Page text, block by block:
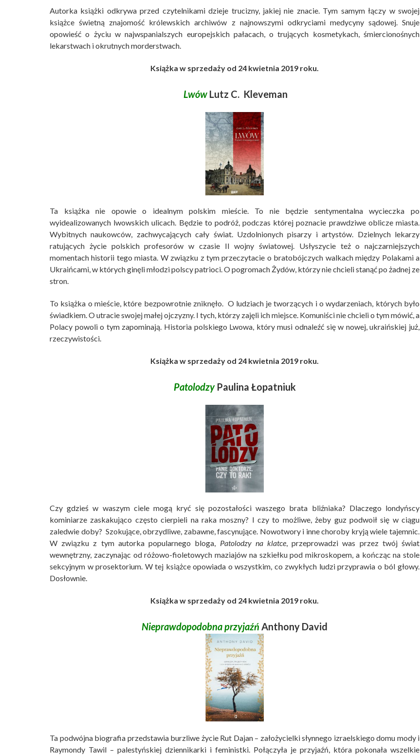
Autorka książki odkrywa przed czytelnikami dzieje trucizny, jakiej nie znacie. Tym samym łączy w swojej
książce świetną znajomość królewskich archiwów z najnowszymi odkryciami medycyny sądowej. Snuje
opowieść o życiu w najwspanialszych europejskich pałacach, o trujących kosmetykach, śmiercionośnych
lekarstwach i okrutnych morderstwach.
Książka w sprzedaży od 24 kwietnia 2019 roku.
Lwów Lutz C. Kleveman
Ta książka nie opowie o idealnym polskim mieście. To nie będzie sentymentalna wycieczka po
wyidealizowanych lwowskich ulicach. Będzie to podróż, podczas której poznacie prawdziwe oblicze miasta.
Wybitnych naukowców, zachwycających cały świat. Uzdolnionych pisarzy i artystów. Dzielnych lekarzy
ratujących życie polskich profesorów w czasie II wojny światowej. Usłyszycie też o najczarniejszych
momentach historii tego miasta. W związku z tym przeczytacie o bratobójczych walkach między Polakami a
Ukraińcami, w których ginęli młodzi polscy patrioci. O pogromach Żydów, którzy nie chcieli stanąć po żadnej ze
stron.
To książka o mieście, które bezpowrotnie zniknęło. O ludziach je tworzących i o wydarzeniach, których było
świadkiem. O utracie swojej małej ojczyzny. I tych, którzy zajęli ich miejsce. Komuniści nie chcieli o tym mówić, a
Polacy powoli o tym zapominają. Historia polskiego Lwowa, który musi odnaleźć się w nowej, ukraińskiej już,
rzeczywistości.
Książka w sprzedaży od 24 kwietnia 2019 roku.
PatolodzyPaulina Łopatniuk
Czy gdzieś w waszym ciele mogą kryć się pozostałości waszego brata bliźniaka? Dlaczego londyńscy
kominiarze zaskakująco często cierpieli na raka moszny? I czy to możliwe, żeby guz podwoił się w ciągu
zaledwie doby? Szokujące, obrzydliwe, zabawne, fascynujące. Nowotwory i inne choroby kryją wiele tajemnic.
W związku z tym autorka popularnego bloga, Patolodzy na klatce, przeprowadzi was przez twój świat
wewnętrzny, zaczynając od różowo-fioletowych maziajów na szkiełku pod mikroskopem, a kończąc na stole
sekcyjnym w prosektorium. W tej książce opowiada o wszystkim, co zwykłych ludzi przyprawia o ból głowy.
Dosłownie.
Książka w sprzedaży od 24 kwietnia 2019 roku.
Nieprawdopodobna przyjaźń Anthony David
Ta podwójna biografia przedstawia burzliwe życie Rut Dajan – założycielki słynnego izraelskiego domu mody i
Raymondy Tawil – palestyńskiej dziennikarki i feministki. Połączyła je przyjaźń, która pokonała wszelkie